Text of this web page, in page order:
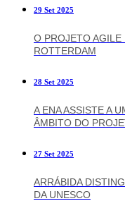
29 Set 2025
O PROJETO AGILE
ROTTERDAM
28 Set 2025
A ENA ASSISTE A
ÂMBITO DO
27 Set 2025
ARRÁBIDA
DA UNESCO